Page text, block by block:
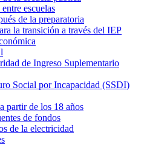
escuelas
de la preparatoria
la transición a través del IEP
de Ingreso Suplementario
Social por Incapacidad (SSDI)
partir de los 18 años
de fondos
de la electricidad